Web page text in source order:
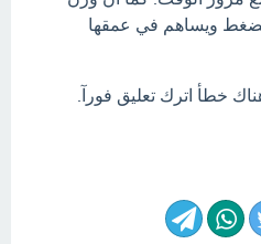
الضغط ويساهم في عمقها
خطأ اترك تعليق فورآ.